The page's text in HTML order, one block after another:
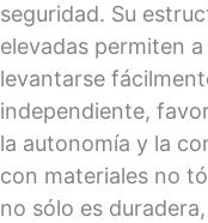
seguridad. Su
elevadas permiten
levantarse
independiente,
la autonomía y la
con materiales no
no sólo es